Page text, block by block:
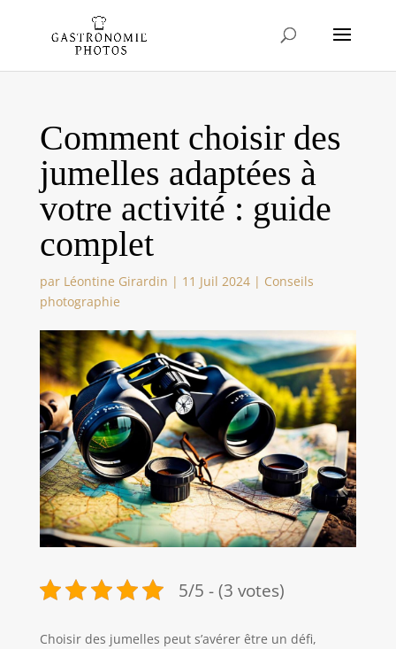
Comment choisir des
jumelles adaptées à
votre activité : guide
complet
par Léontine Girardin | 11 Juil 2024| Conseils
photographie
5/5 - (3 votes)
Choisir des jumelles peut s’avérer être un défi,